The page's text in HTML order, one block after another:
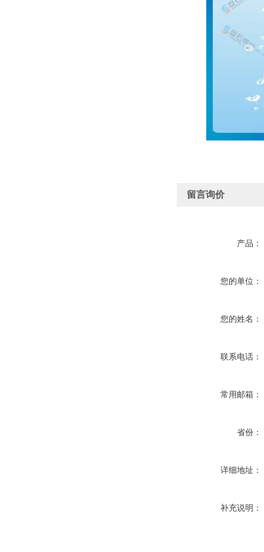
留言询价
产品：
您的单位：
您的姓名：
联系电话：
常用邮箱：
省份：
详细地址：
补充说明：